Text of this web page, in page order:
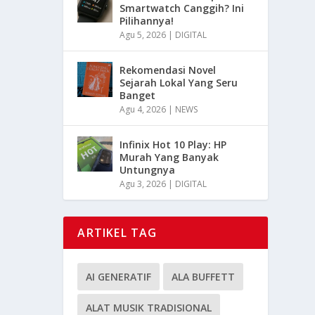
Smartwatch Canggih? Ini
Pilihannya!
Agu 5, 2026 | DIGITAL
Rekomendasi Novel
Sejarah Lokal Yang Seru
Banget
Agu 4, 2026 | NEWS
Infinix Hot 10 Play: HP
Murah Yang Banyak
Untungnya
Agu 3, 2026 | DIGITAL
ARTIKEL TAG
AI GENERATIF ALA BUFFETT
ALAT MUSIK TRADISIONAL